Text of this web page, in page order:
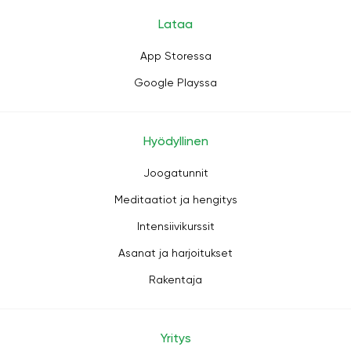
Lataa
App Storessa
Google Playssa
Hyödyllinen
Joogatunnit
Meditaatiot ja hengitys
Intensiivikurssit
Asanat ja harjoitukset
Rakentaja
Yritys